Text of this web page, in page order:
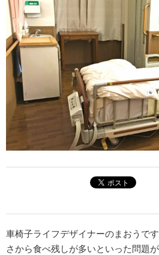
車椅子ライフデザイナーのまおうで
さから食べ残しが多いといった問題